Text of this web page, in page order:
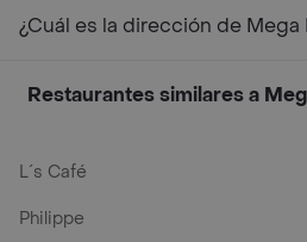
¿Cuál es la dirección de Mega
Restaurantes similares a
L´s Café
Philippe